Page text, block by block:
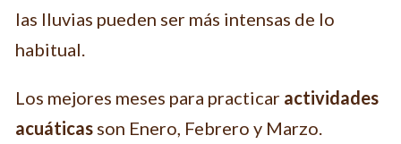
las lluvias pueden ser más intensas de lo
habitual.
Los mejores meses para practicar actividades
acuáticas son Enero, Febrero y Marzo.